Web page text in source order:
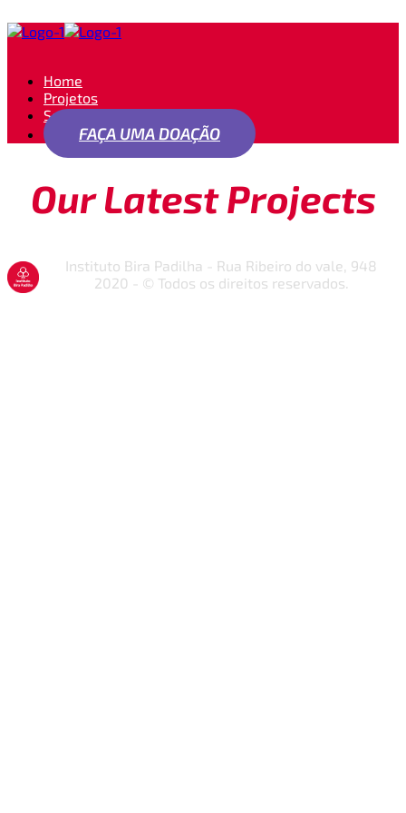
Home
Projetos
Seja um apoiador
FAÇA UMA DOAÇÃO
Our Latest Projects
Instituto Bira Padilha - Rua Ribeiro do vale, 948
2020 - © Todos os direitos reservados.